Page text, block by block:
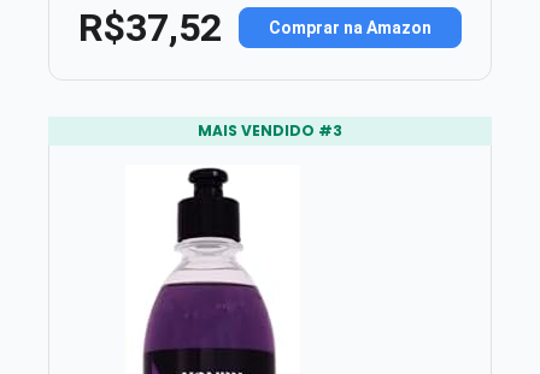
R$37,52 Comprar na Amazon
MAIS VENDIDO #3